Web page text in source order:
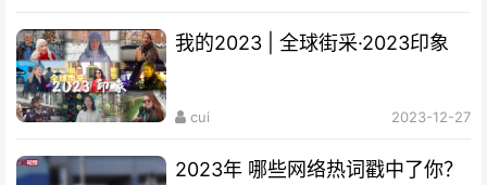
我的2023 | 全球街采·2023印象
cui 2023-12-27
2023年 哪些网络热词戳中了你？